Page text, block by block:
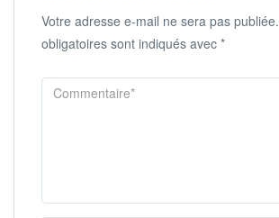
Votre adresse e-mail ne sera pas publiée.
obligatoires sont indiqués avec *